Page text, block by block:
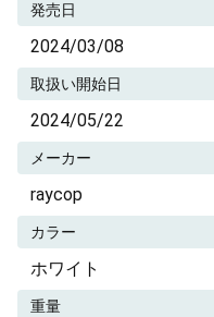
発売日
2024/03/08
取扱い開始日
2024/05/22
メーカー
raycop
カラー
ホワイト
重量